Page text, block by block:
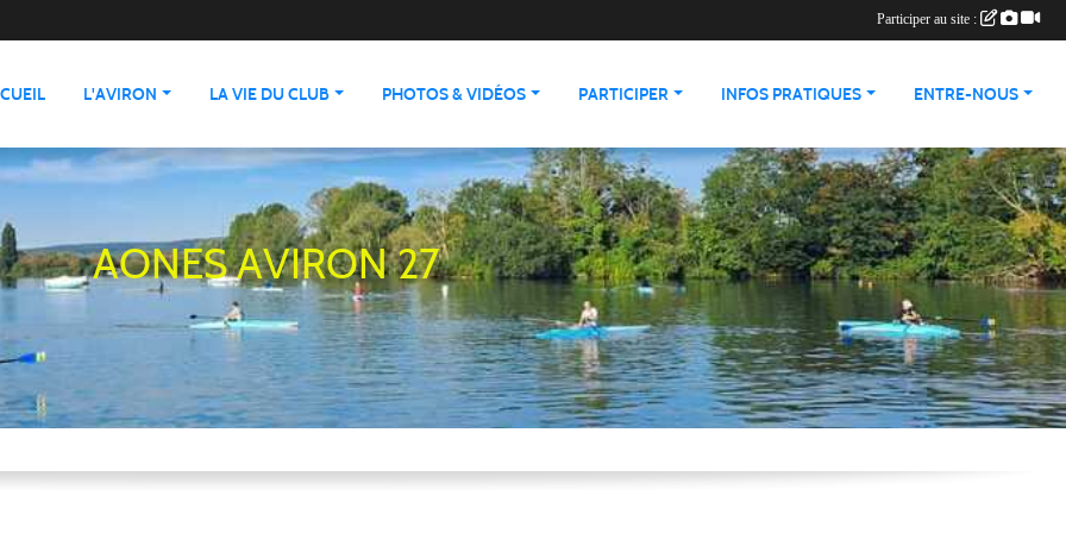
L'AVIRON LA VIE DU CLUB PHOTOS & VIDÉOS PARTICIPER INFOS PRATIQUES ENTRE-NOUS
AONES AVIRON 27
Participer au site :